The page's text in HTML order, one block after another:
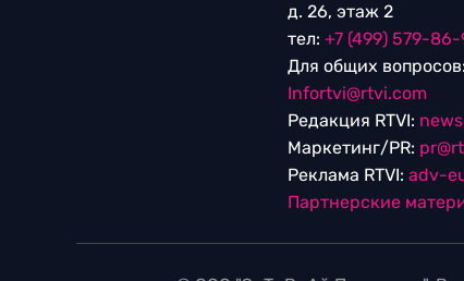
д. 26, этаж 2
тел: +7 (499) 579-86-
Для общих вопросов:
Infortvi@rtvi.com
Редакция RTVI:
Маркетинг/PR:
Реклама RTVI: adv-
Партнерские